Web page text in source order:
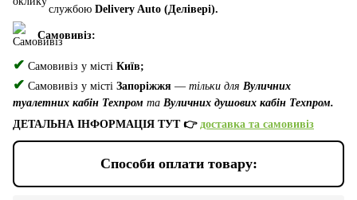
службою Delivery Auto (Делівері).
Самовивіз:
✔ Самовивіз у місті Київ;
✔ Самовивіз у місті Запоріжжя — тільки для Вуличних
туалетних кабін Техпром та Вуличних душових кабін Техпром.
ДЕТАЛЬНА ІНФОРМАЦІЯ ТУТ 👉 доставка та самовивіз
Способи оплати товару: